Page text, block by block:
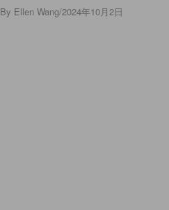
By Ellen Wang/2024年10月2日